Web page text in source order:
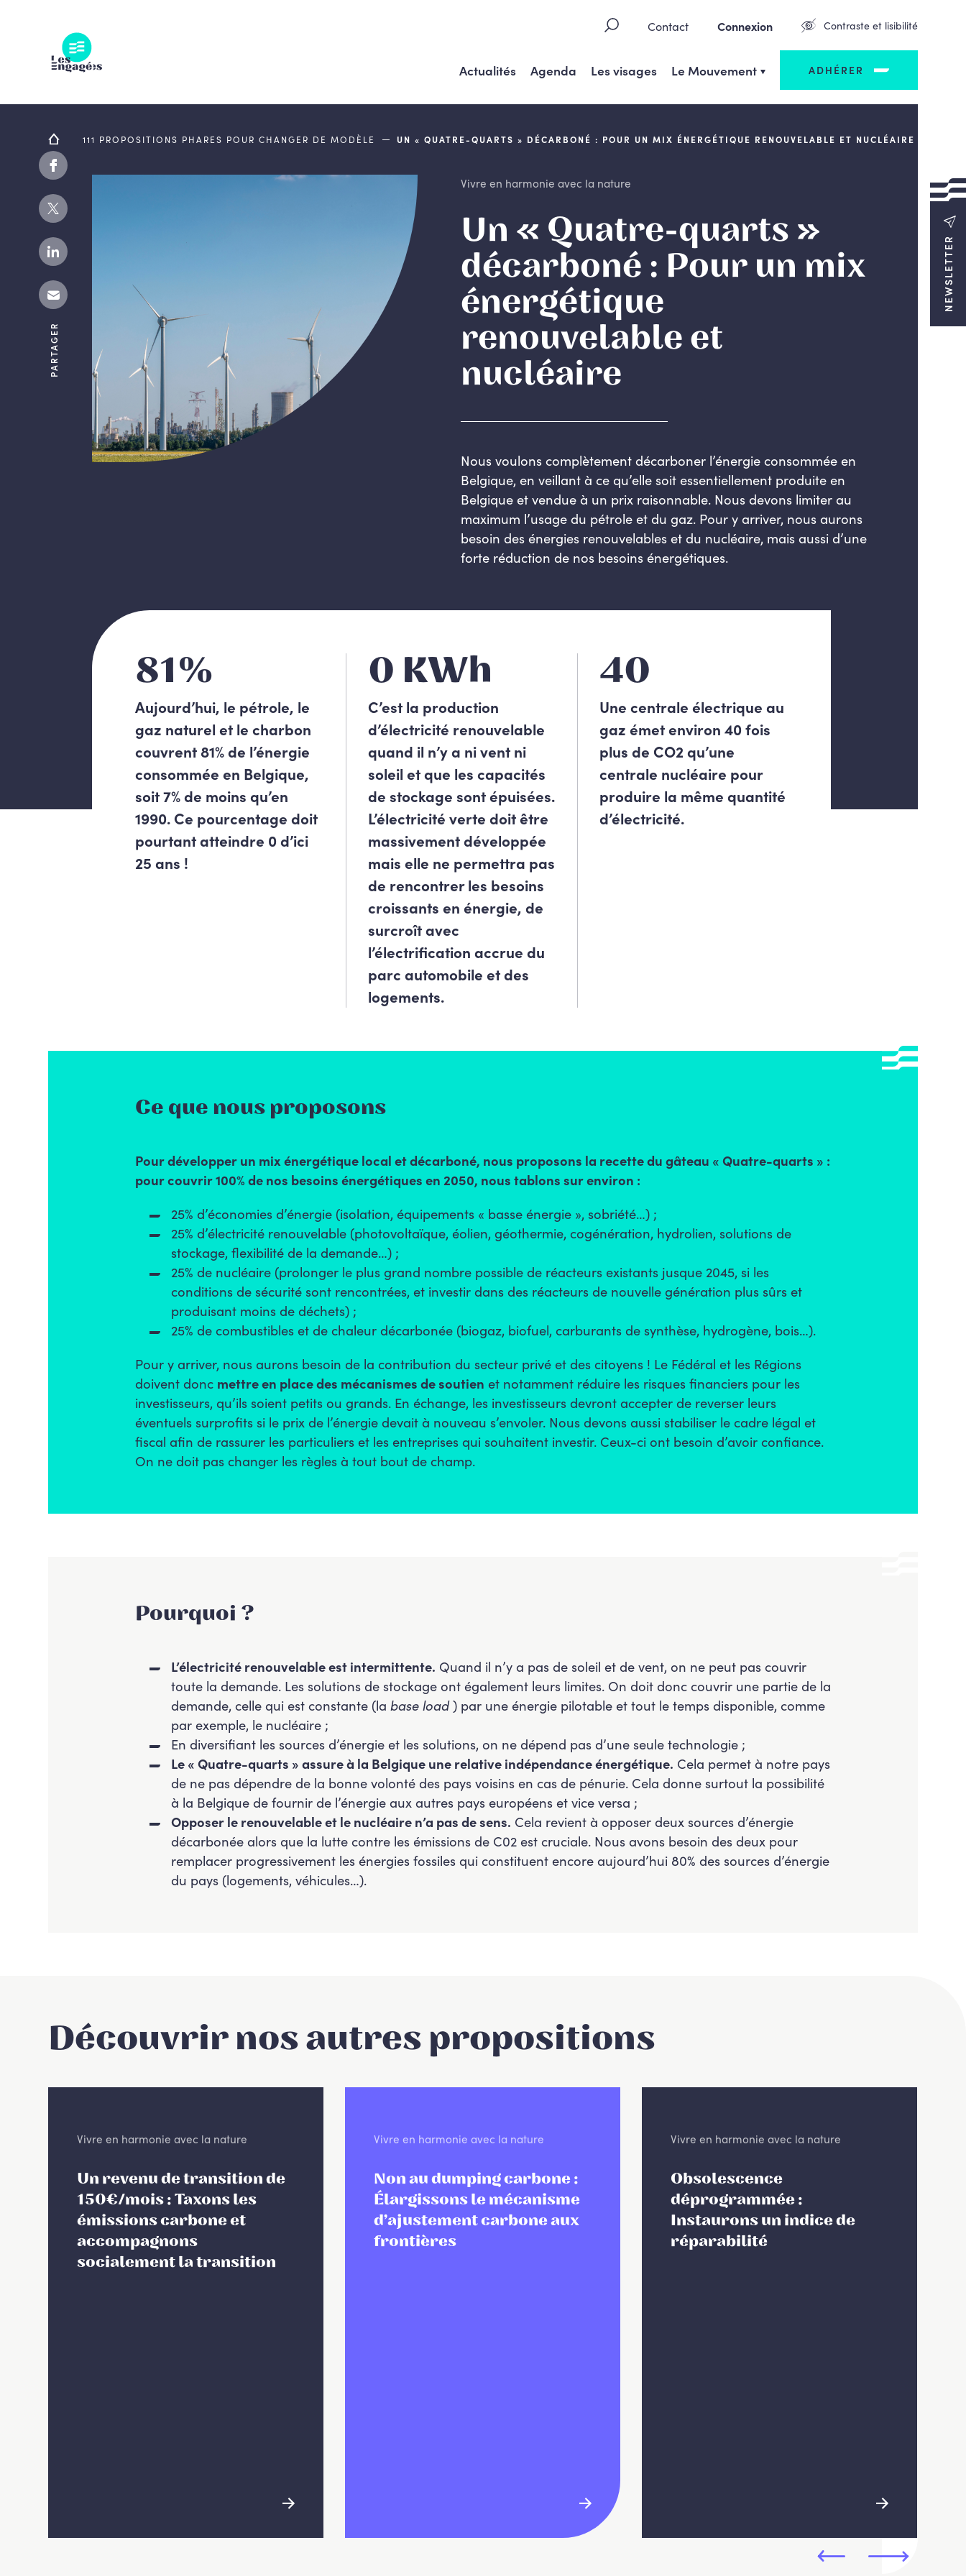
Contact Connexion Contraste et lisibilité
Actualités Agenda Les visages Le Mouvement ADHÉRER
NEWSLETTER
PARTAGER
111 PROPOSITIONS PHARES POUR CHANGER DE MODÈLE UN « QUATRE-QUARTS » DÉCARBONÉ : POUR UN MIX ÉNERGÉTIQUE RENOUVELABLE ET NUCLÉAIRE
Vivre en harmonie avec la nature
Un « Quatre-quarts »
décarboné : Pour un mix
énergétique
renouvelable et
nucléaire
Nous voulons complètement décarboner l’énergie consommée en
Belgique, en veillant à ce qu’elle soit essentiellement produite en
Belgique et vendue à un prix raisonnable. Nous devons limiter au
maximum l’usage du pétrole et du gaz. Pour y arriver, nous aurons
besoin des énergies renouvelables et du nucléaire, mais aussi d’une
forte réduction de nos besoins énergétiques.
81%
Aujourd’hui, le pétrole, le
gaz naturel et le charbon
couvrent 81% de l’énergie
consommée en Belgique,
soit 7% de moins qu’en
1990. Ce pourcentage doit
pourtant atteindre 0 d’ici
25 ans !
0 KWh
C’est la production
d’électricité renouvelable
quand il n’y a ni vent ni
soleil et que les capacités
de stockage sont épuisées.
L’électricité verte doit être
massivement développée
mais elle ne permettra pas
de rencontrer les besoins
croissants en énergie, de
surcroît avec
l’électrification accrue du
parc automobile et des
logements.
40
Une centrale électrique au
gaz émet environ 40 fois
plus de CO2 qu’une
centrale nucléaire pour
produire la même quantité
d’électricité.
Ce que nous proposons
Pour développer un mix énergétique local et décarboné, nous proposons la recette du gâteau « Quatre-quarts » :
pour couvrir 100% de nos besoins énergétiques en 2050, nous tablons sur environ :
25% d’économies d’énergie (isolation, équipements « basse énergie », sobriété…) ;
25% d’électricité renouvelable (photovoltaïque, éolien, géothermie, cogénération, hydrolien, solutions de
stockage, flexibilité de la demande…) ;
25% de nucléaire (prolonger le plus grand nombre possible de réacteurs existants jusque 2045, si les
conditions de sécurité sont rencontrées, et investir dans des réacteurs de nouvelle génération plus sûrs et
produisant moins de déchets) ;
25% de combustibles et de chaleur décarbonée (biogaz, biofuel, carburants de synthèse, hydrogène, bois…).
Pour y arriver, nous aurons besoin de la contribution du secteur privé et des citoyens ! Le Fédéral et les Régions
doivent donc mettre en place des mécanismes de soutien et notamment réduire les risques financiers pour les
investisseurs, qu’ils soient petits ou grands. En échange, les investisseurs devront accepter de reverser leurs
éventuels surprofits si le prix de l’énergie devait à nouveau s’envoler. Nous devons aussi stabiliser le cadre légal et
fiscal afin de rassurer les particuliers et les entreprises qui souhaitent investir. Ceux-ci ont besoin d’avoir confiance.
On ne doit pas changer les règles à tout bout de champ.
Pourquoi ?
L’électricité renouvelable est intermittente. Quand il n’y a pas de soleil et de vent, on ne peut pas couvrir
toute la demande. Les solutions de stockage ont également leurs limites. On doit donc couvrir une partie de la
demande, celle qui est constante (la base load) par une énergie pilotable et tout le temps disponible, comme
par exemple, le nucléaire ;
En diversifiant les sources d’énergie et les solutions, on ne dépend pas d’une seule technologie ;
Le « Quatre-quarts » assure à la Belgique une relative indépendance énergétique. Cela permet à notre pays
de ne pas dépendre de la bonne volonté des pays voisins en cas de pénurie. Cela donne surtout la possibilité
à la Belgique de fournir de l’énergie aux autres pays européens et vice versa ;
Opposer le renouvelable et le nucléaire n’a pas de sens. Cela revient à opposer deux sources d’énergie
décarbonée alors que la lutte contre les émissions de C02 est cruciale. Nous avons besoin des deux pour
remplacer progressivement les énergies fossiles qui constituent encore aujourd’hui 80% des sources d’énergie
du pays (logements, véhicules…).
Découvrir nos autres propositions
Vivre en harmonie avec la nature
Un revenu de transition de
150€/mois : Taxons les
émissions carbone et
accompagnons
socialement la transition
Vivre en harmonie avec la nature
Non au dumping carbone :
Élargissons le mécanisme
d’ajustement carbone aux
frontières
Vivre en harmonie avec la nature
Obsolescence
déprogrammée :
Instaurons un indice de
réparabilité